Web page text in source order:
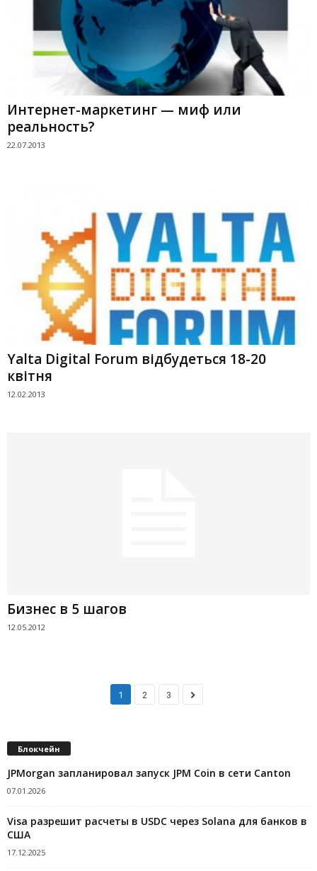
Интернет-маркетинг — миф или
реальность?
22.07.2013
Yalta Digital Forum відбудеться 18-20
квітня
12.02.2013
Бизнес в 5 шагов
12.05.2012
1 2 3
Блокчейн
JPMorgan запланировал запуск JPM Coin в сети Canton
07.01.2026
Visa разрешит расчеты в USDC через Solana для банков в
США
17.12.2025